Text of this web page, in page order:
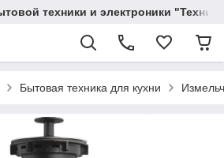
техники и электроники
Бытовая техника для кухни